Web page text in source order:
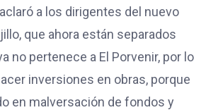
a los dirigentes del nuevo
que ahora están separados
no pertenece a El Porvenir, por lo
inversiones en obras, porque
en malversación de fondos y